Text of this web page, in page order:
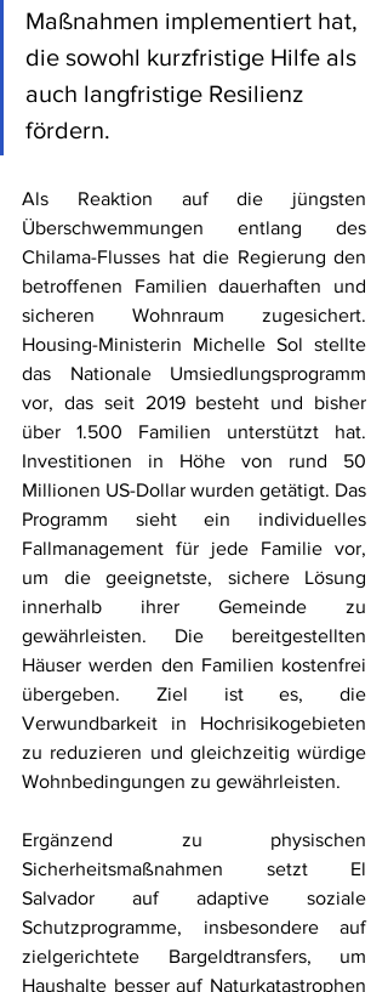
Maßnahmen implementiert hat,
die sowohl kurzfristige Hilfe als
auch langfristige Resilienz
fördern.
Als Reaktion auf die jüngsten
Überschwemmungen entlang des
Chilama-Flusses hat die Regierung den
betroffenen Familien dauerhaften und
sicheren Wohnraum zugesichert.
Housing-Ministerin Michelle Sol stellte
das Nationale Umsiedlungsprogramm
vor, das seit 2019 besteht und bisher
über 1.500 Familien unterstützt hat.
Investitionen in Höhe von rund 50
Millionen US-Dollar wurden getätigt. Das
Programm sieht ein individuelles
Fallmanagement für jede Familie vor,
um die geeignetste, sichere Lösung
innerhalb ihrer Gemeinde zu
gewährleisten. Die bereitgestellten
Häuser werden den Familien kostenfrei
übergeben. Ziel ist es, die
Verwundbarkeit in Hochrisikogebieten
zu reduzieren und gleichzeitig würdige
Wohnbedingungen zu gewährleisten.
Ergänzend zu physischen
Sicherheitsmaßnahmen setzt El
Salvador auf adaptive soziale
Schutzprogramme, insbesondere auf
zielgerichtete Bargeldtransfers, um
Haushalte besser auf Naturkatastrophen